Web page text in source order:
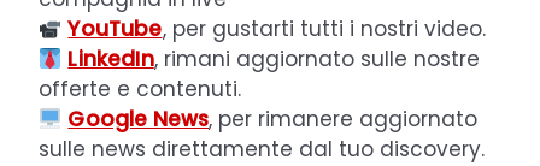
YouTube, per gustarti tutti i nostri video.
LinkedIn, rimani aggiornato sulle nostre
offerte e contenuti.
Google News, per rimanere aggiornato
sulle news direttamente dal tuo discovery.